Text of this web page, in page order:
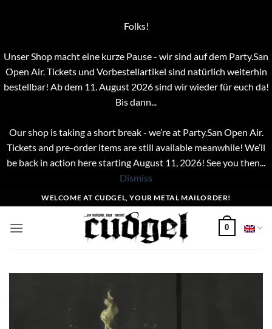
Folks!
Unser Shop macht eine kurze Pause - wir sind auf dem Party.San
Open Air. Tickets und Vorbestellartikel sind natürlich weiterhin
bestellbar! Ab dem 11. August 2026 sind wir wieder für euch da!
Bis dann...
Our shop is taking a short break - we’re at Party.San Open Air.
Tickets and pre-order items are still available meanwhile! We’ll
be back in action here starting August 11, 2026! See you then...
Dismiss
to
content
WELCOME AT CUDGEL, YOUR METAL MAILORDER!
0